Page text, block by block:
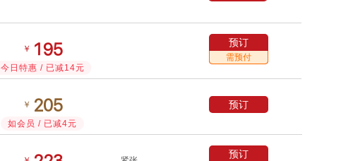
￥  
今日特惠 / 已减14元
预订
需预付
￥ 
如会员 / 已减4元
预订
预订